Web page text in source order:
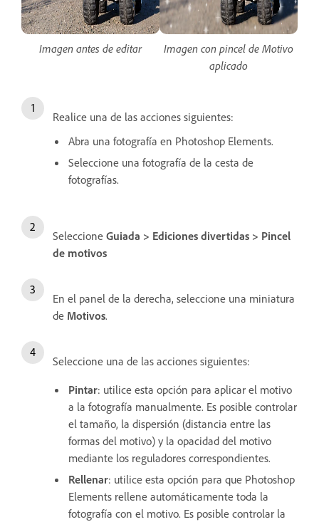
Imagen antes de editar
Imagen con pincel de Motivo
aplicado
Realice una de las acciones siguientes:
Abra una fotografía en Photoshop Elements.
Seleccione una fotografía de la cesta de
fotografías.
Seleccione Guiada > Ediciones divertidas > Pincel
de motivos
En el panel de la derecha, seleccione una miniatura
de Motivos.
Seleccione una de las acciones siguientes:
Pintar: utilice esta opción para aplicar el motivo
a la fotografía manualmente. Es posible controlar
el tamaño, la dispersión (distancia entre las
formas del motivo) y la opacidad del motivo
mediante los reguladores correspondientes.
Rellenar: utilice esta opción para que Photoshop
Elements rellene automáticamente toda la
fotografía con el motivo. Es posible controlar la